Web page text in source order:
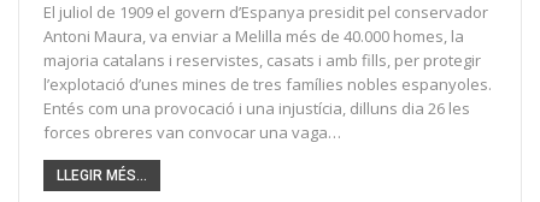
El juliol de 1909 el govern d’Espanya presidit pel conservador
Antoni Maura, va enviar a Melilla més de 40.000 homes, la
majoria catalans i reservistes, casats i amb fills, per protegir
l’explotació d’unes mines de tres famílies nobles espanyoles.
Entés com una provocació i una injustícia, dilluns dia 26 les
forces obreres van convocar una vaga…
LLEGIR MÉS...